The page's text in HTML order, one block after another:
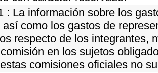
: La información sobre los
como los gastos de
respecto de los integrantes,
en los sujetos
comisiones oficiales no